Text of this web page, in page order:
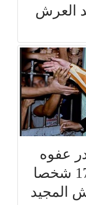
عفوه
السامي على 1788 شخصا
المجيد